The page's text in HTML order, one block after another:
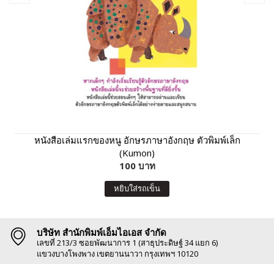
หนังสือเล่มแรกของหนู อักษรภาษาอังกฤษ ตัวพิมพ์เล็ก
(Kumon)
100 บาท
หยิบใส่รถเข็น
บริษัท สำนักพิมพ์เอ็มไอเอส จำกัด
เลขที่ 213/3 ซอยพัฒนาการ 1 (สาธุประดิษฐ์ 34 แยก 6)
แขวงบางโพงพาง เขตยานนาวา กรุงเทพฯ 10120